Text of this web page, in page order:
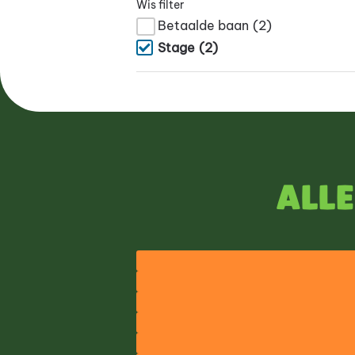
Wis filter
Betaalde baan (2)
Stage (2)